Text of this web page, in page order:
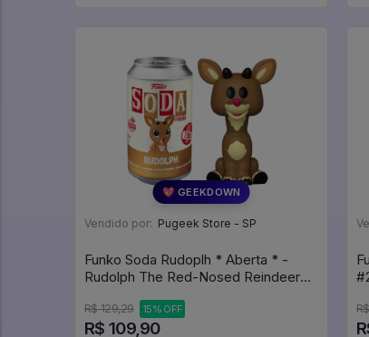
💖 GEEKDOWN
Vendido por: Pugeek Store - SP
Funko Soda Rudoplh * Aberta * -
Rudolph The Red-Nosed Reindeer
R$ 129,29 15% OFF
R$ 109,90